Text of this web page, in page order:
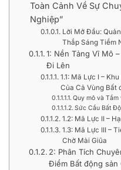
Toàn Cảnh Về Sự
Nghiệp”
Lời Mở Đầu:
Thắp Sáng Tiềm
1: Nền Tảng Vĩ Mô
Đi Lên
1.1: Mã Lực I –
Của Cả Vùng Bất
Quy mô và Tầm
Sức Cầu Bất
1.2: Mã Lực II –
1.3: Mã Lực III –
Chờ Mài Giũa
2: Phân Tích
Điểm Bất động sản